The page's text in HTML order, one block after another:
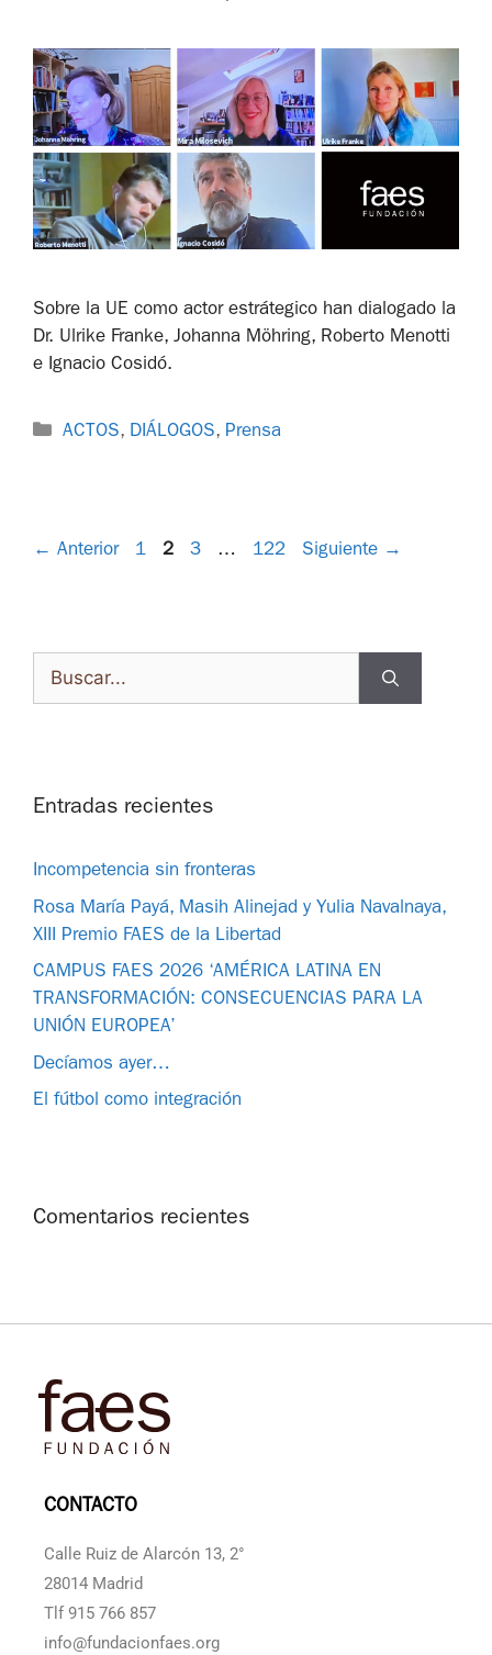
Sobre la UE como actor estrátegico han dialogado la
Dr. Ulrike Franke, Johanna Möhring, Roberto Menotti
e Ignacio Cosidó.
ACTOS, DIÁLOGOS, Prensa
← Anterior 1 2 3 … 122 Siguiente →
Entradas recientes
Incompetencia sin fronteras
Rosa María Payá, Masih Alinejad y Yulia Navalnaya,
XIII Premio FAES de la Libertad
CAMPUS FAES 2026 ‘AMÉRICA LATINA EN
TRANSFORMACIÓN: CONSECUENCIAS PARA LA
UNIÓN EUROPEA’
Decíamos ayer…
El fútbol como integración
Comentarios recientes
CONTACTO
Calle Ruiz de Alarcón 13, 2°
28014 Madrid
Tlf 915 766 857
info@fundacionfaes.org